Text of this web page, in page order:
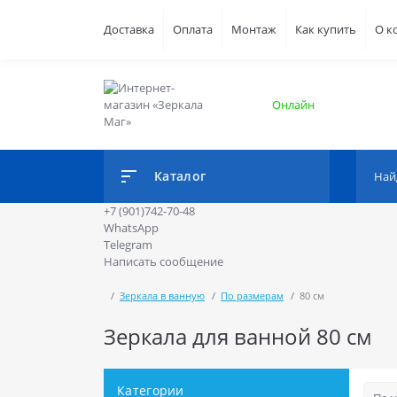
Доставка Оплата Монтаж Как купить О
Онлайн
Каталог
+7 (901)742-70-48
WhatsApp
Telegram
Написать сообщение
Зеркала в ванную По размерам 80 см
Зеркала для ванной 80 см
Категории